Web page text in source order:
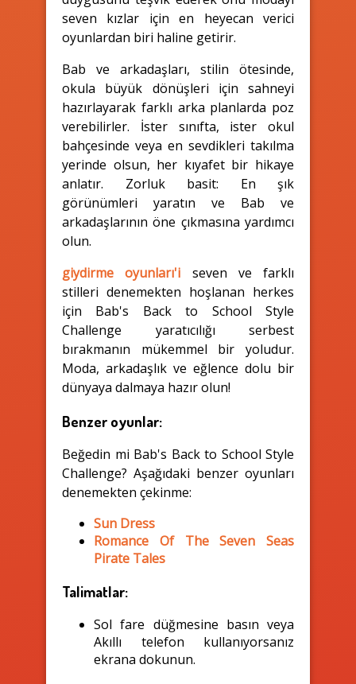
seven kızlar için en heyecan verici
oyunlardan biri haline getirir.
Bab ve arkadaşları, stilin ötesinde,
okula büyük dönüşleri için sahneyi
hazırlayarak farklı arka planlarda poz
verebilirler. İster sınıfta, ister okul
bahçesinde veya en sevdikleri takılma
yerinde olsun, her kıyafet bir hikaye
anlatır. Zorluk basit: En şık
görünümleri yaratın ve Bab ve
arkadaşlarının öne çıkmasına yardımcı
olun.
giydirme oyunları'i seven ve farklı
stilleri denemekten hoşlanan herkes
için Bab's Back to School Style
Challenge yaratıcılığı serbest
bırakmanın mükemmel bir yoludur.
Moda, arkadaşlık ve eğlence dolu bir
dünyaya dalmaya hazır olun!
Benzer oyunlar:
Beğedin mi Bab's Back to School Style
Challenge? Aşağıdaki benzer oyunları
denemekten çekinme:
Sun Dress
Romance Of The Seven Seas
Pirate Tales
Talimatlar:
Sol fare düğmesine basın veya
Akıllı telefon kullanıyorsanız
ekrana dokunun.